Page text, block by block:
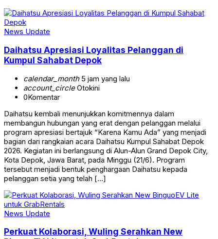
News Update
Daihatsu Apresiasi Loyalitas Pelanggan di
Kumpul Sahabat Depok
calendar_month5 jam yang lalu
account_circleOtokini
0Komentar
Daihatsu kembali menunjukkan komitmennya dalam
membangun hubungan yang erat dengan pelanggan melalui
program apresiasi bertajuk “Karena Kamu Ada” yang menjadi
bagian dari rangkaian acara Daihatsu Kumpul Sahabat Depok
2026. Kegiatan ini berlangsung di Alun-Alun Grand Depok City,
Kota Depok, Jawa Barat, pada Minggu (21/6). Program
tersebut menjadi bentuk penghargaan Daihatsu kepada
pelanggan setia yang telah […]
News Update
Perkuat Kolaborasi, Wuling Serahkan New